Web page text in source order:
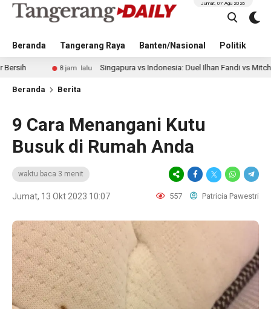
Beranda Tangerang Raya Banten/Nasional Politik
Jumat, 07 Agu 2026
8 jam lalu Singapura vs Indonesia: Duel Ilhan Fandi vs Mitchell Baker Jadi
Beranda Berita
9 Cara Menangani Kutu
Busuk di Rumah Anda
waktu baca 3 menit
Jumat, 13 Okt 2023 10:07 557 Patricia Pawestri